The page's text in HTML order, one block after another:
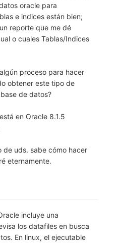
oracle para
e indices están bien;
reporte que me dé
o cuales Tablas/Indices
proceso para hacer
obtener este tipo de
de datos?
en Oracle 8.1.5
de uds. sabe cómo hacer
eternamente.
incluye una
los datafiles en busca
En linux, el ejecutable